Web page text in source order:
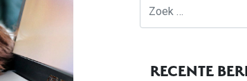
RECENTE